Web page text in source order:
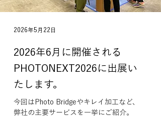
2026年5月22日
2026年6月に開催される
PHOTONEXT2026に出展い
たします。
今回はPhoto Bridgeやキレイ加工など、
弊社の主要サービスを一挙にご紹介。